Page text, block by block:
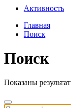
Активность
Главная
Поиск
Поиск
Показаны